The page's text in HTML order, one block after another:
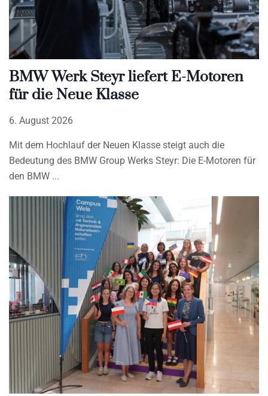
BMW Werk Steyr liefert E-Motoren
für die Neue Klasse
6. August 2026
Mit dem Hochlauf der Neuen Klasse steigt auch die
Bedeutung des BMW Group Werks Steyr: Die E-Motoren für
den BMW